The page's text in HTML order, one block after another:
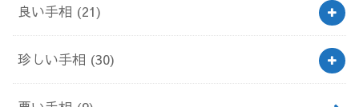
良い手相 (21)
珍しい手相 (30)